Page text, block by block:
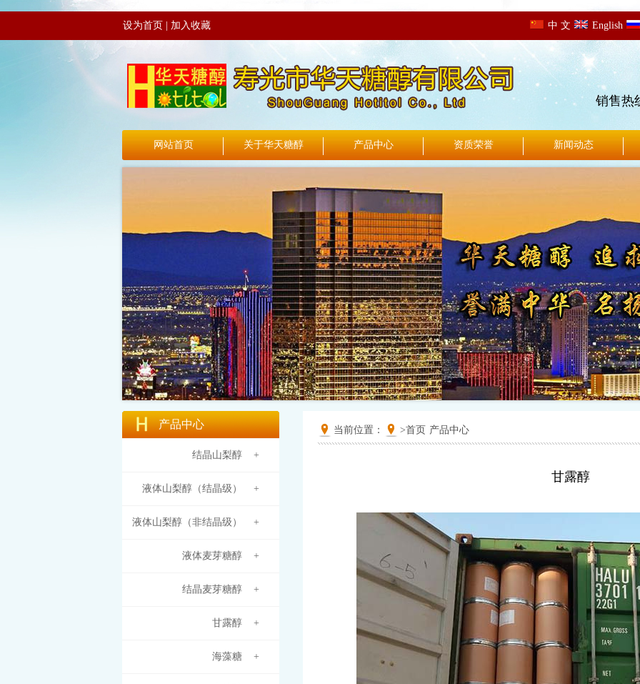
设为首页 加入收藏 English
中 文
销售热
网站首页 关于华天糖醇 产品中心 资质荣誉 新闻动态
产品中心
结晶山梨醇 +
液体山梨醇（结晶级） +
液体山梨醇（非结晶级） +
液体麦芽糖醇 +
结晶麦芽糖醇 +
甘露醇 +
海藻糖 +
当前位置： 首页
> 产品中心
甘露醇